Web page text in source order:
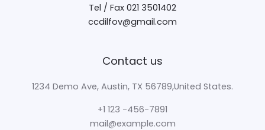
Tel / Fax 021 3501402
ccdilfov@gmail.com
Contact us
1234 Demo Ave, Austin, TX 56789,United States.
+1 123 -456-7891
mail@example.com